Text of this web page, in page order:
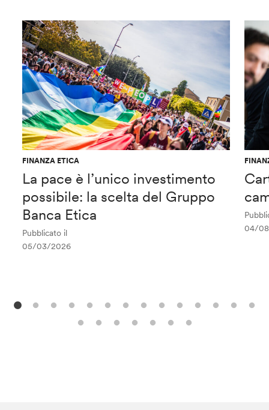
FINANZA ETICA
La pace è l’unico investimento
possibile: la scelta del Gruppo
Banca Etica
Pubblicato il
05/03/2026
04/